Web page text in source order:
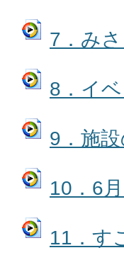
7．み
8．イ
9．施
10．6
11．す